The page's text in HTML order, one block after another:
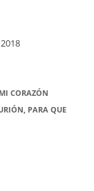
CORAZÓN
PARA QUE